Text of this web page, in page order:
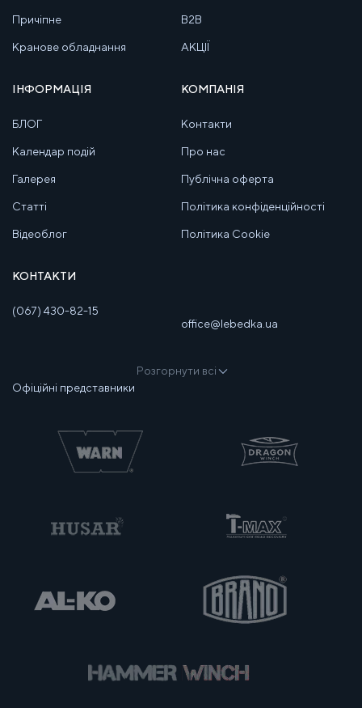
Причіпне
Кранове обладнання
B2B
АКЦІЇ
ІНФОРМАЦІЯ
БЛОГ
Календар подій
Галерея
Статті
Відеоблог
КОМПАНІЯ
Контакти
Про нас
Публічна оферта
Політика конфіденційності
Політика Cookie
КОНТАКТИ
(067) 430-82-15
office@lebedka.ua
Розгорнути всі
Офіційні представники